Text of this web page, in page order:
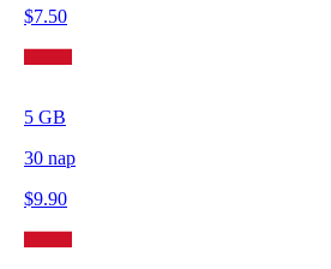
$7.50
5 GB
30 nap
$9.90